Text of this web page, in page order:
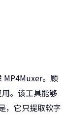
MP4Muxer。顾
。该工具能够
，它只提取软字